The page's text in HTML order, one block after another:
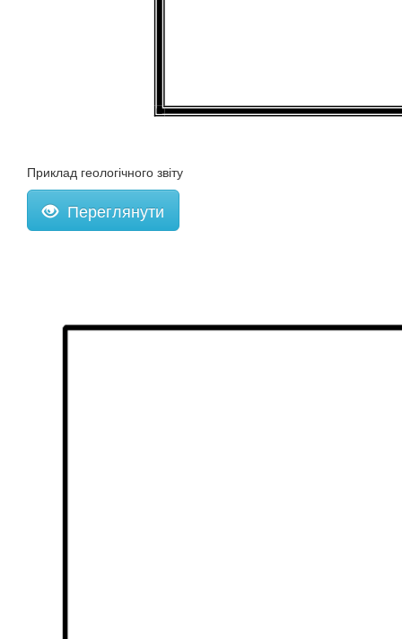
Приклад геологічного звіту
Переглянути